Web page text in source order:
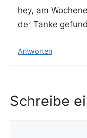
hey, am
der Tan­ke
Antworten
Schreibe